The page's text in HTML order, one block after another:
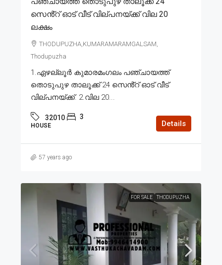
സെൻ്റ് ഓട് വീട് വില്പനയ്ക്ക് വില 20
ലക്ഷം
THODUPUZHA,KUMARAMARAMGALSAM,
Thodupuzha
1.ഏഴല്ലൂർ കുമാരമംഗലം പഞ്ചായത്ത്
തൊടുപുഴ താലൂക്ക് 24 സെൻ്റ് ഓട് വീട്
വില്പനയ്ക്ക്. 2.വില 20...
32010 3
HOUSE Details
57 years ago
FOR SALE THODUPUZHA